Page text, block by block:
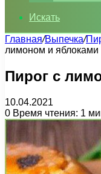
Искать
Главная/Выпечка/
лимоном и яблоками
Пирог с
10.04.2021
0 Время чтения: 1